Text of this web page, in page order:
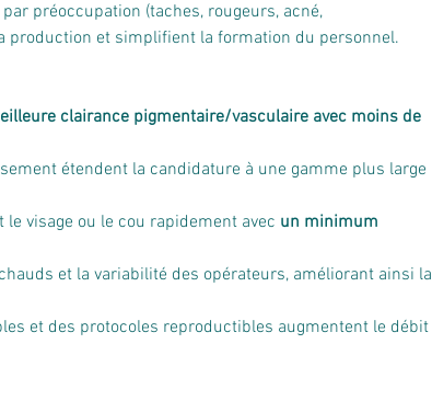
préoccupation (taches, rougeurs, acné,
production et simplifient la formation du personnel.
clairance pigmentaire/vasculaire avec moins de
étendent la candidature à une gamme plus large
visage ou le cou rapidement avec un minimum
et la variabilité des opérateurs, améliorant ainsi la
et des protocoles reproductibles augmentent le débit